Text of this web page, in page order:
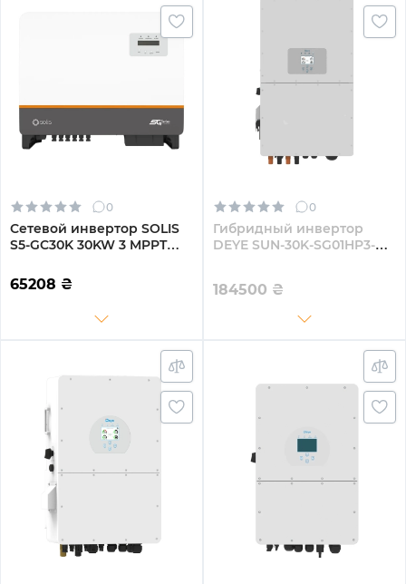
0
Сетевой инвертор SOLIS
S5-GC30K 30KW 3 MPPT
GC30K)
65208 ₴
0
Гибридный инвертор
DEYE SUN-30K-SG01HP3-
184500 ₴